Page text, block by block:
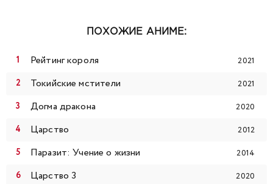
ПОХОЖИЕ АНИМЕ:
Рейтинг короля 2021
Токийские мстители 2021
Догма дракона 2020
Царство 2012
Паразит: Учение о жизни 2014
Царство 3 2020